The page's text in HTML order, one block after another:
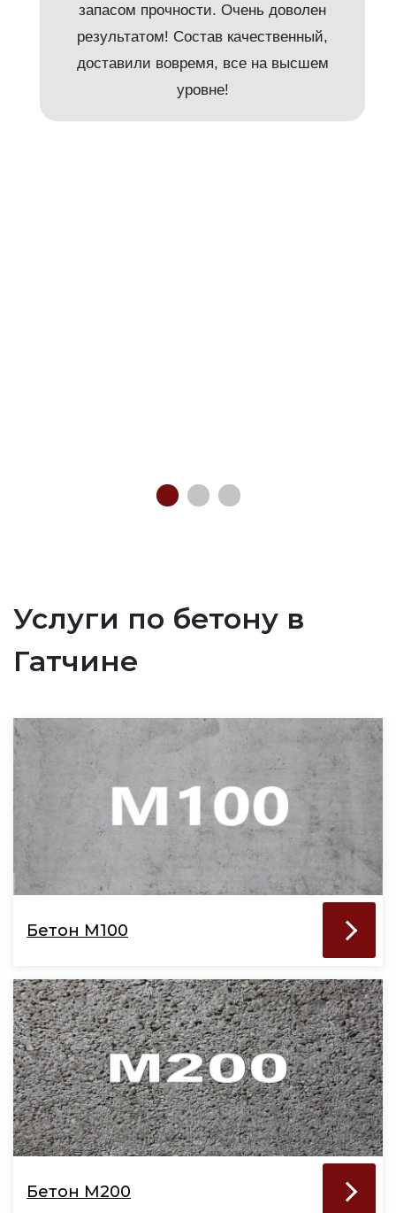
запасом прочности. Очень доволен
результатом! Состав качественный,
доставили вовремя, все на высшем
уровне!
Услуги по бетону в
Гатчине
Бетон М100
Бетон М200